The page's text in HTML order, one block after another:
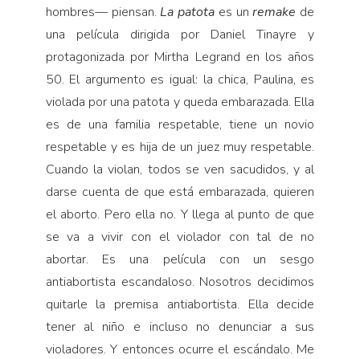
hombres— piensan. La patota es unremake de
una película dirigida por Daniel Tinayre y
protagonizada por Mirtha Legrand en los años
50. El argumento es igual: la chica, Paulina, es
violada por una patota y queda embarazada. Ella
es de una familia respetable, tiene un novio
respetable y es hija de un juez muy respetable.
Cuando la violan, todos se ven sacudidos, y al
darse cuenta de que está embarazada, quieren
el aborto. Pero ella no. Y llega al punto de que
se va a vivir con el violador con tal de no
abortar. Es una película con un sesgo
antiabortista escandaloso. Nosotros decidimos
quitarle la premisa antiabortista. Ella decide
tener al niño e incluso no denunciar a sus
violadores. Y entonces ocurre el escándalo. Me